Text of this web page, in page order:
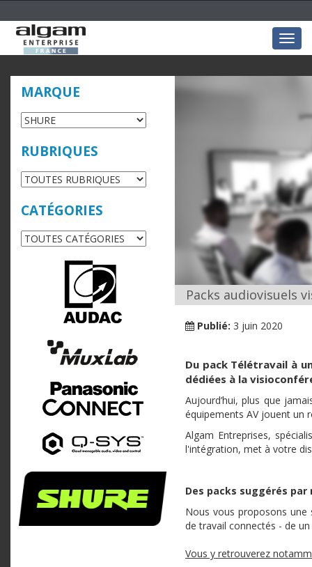
MARQUE
RUBRIQUES
CATÉGORIES
Packs audiovisuels
Publié: 3 juin 2020
Du pack Télétravail à
dédiées à la
Aujourd’hui, plus que
équipements AV jouent un
Algam Entreprises,
l'intégration, met à votre
Des packs suggérés
Nous vous proposons une
de travail connectés - de
Vous y retrouverez